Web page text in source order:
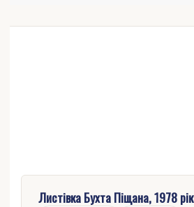
Листівка Бухта Піщана, 1978 рік